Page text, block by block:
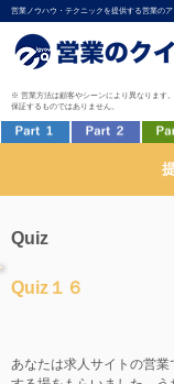
営業ノウハウ・テクニックを提供する営業のア
※ 営業方法は顧客やシーンにより異なります
保証するものではありません。
Quiz
Quiz１６
あなたは求人サイトの営